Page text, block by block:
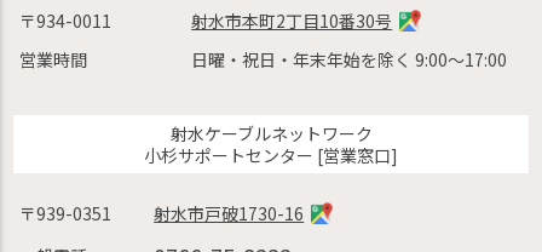
〒934-0011
射水市本町2丁目10番30号
営業時間
日曜・祝日・年末年始を除く 9:00〜17:00
射水ケーブルネットワーク
小杉サポートセンター [営業窓口]
〒939-0351
射水市戸破1730-16